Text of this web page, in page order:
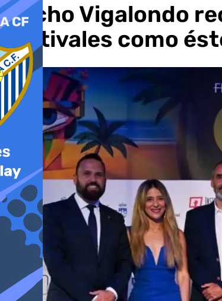
Nacho Vigalondo
festivales como